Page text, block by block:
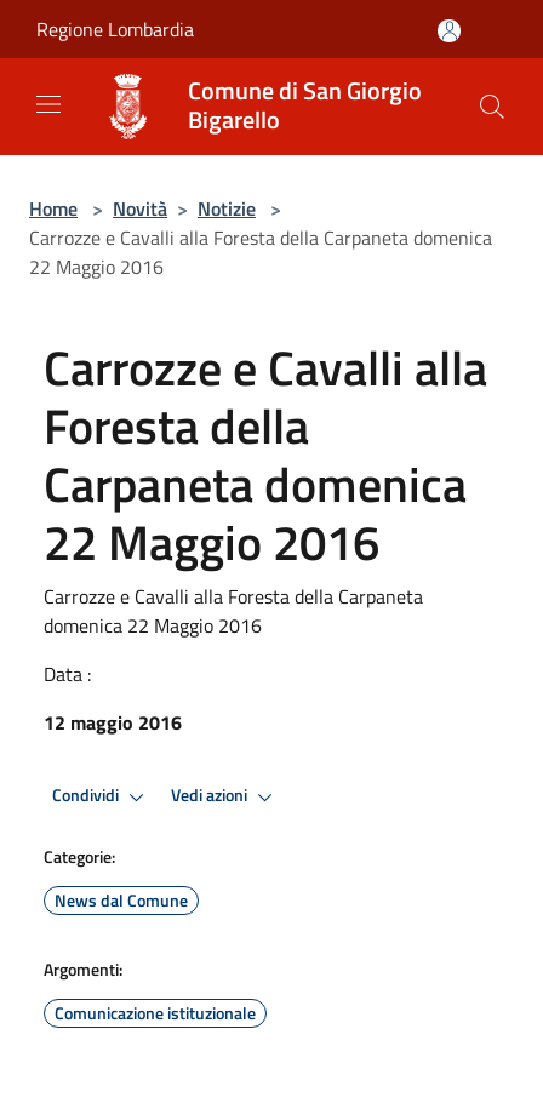
Regione Lombardia
Comune di San Giorgio
Bigarello
Home > Novità > Notizie >
Carrozze e Cavalli alla Foresta della Carpaneta domenica
22 Maggio 2016
Carrozze e Cavalli alla
Foresta della
Carpaneta domenica
22 Maggio 2016
Carrozze e Cavalli alla Foresta della Carpaneta
domenica 22 Maggio 2016
Data :
12 maggio 2016
Condividi Vedi azioni
Categorie:
News dal Comune
Argomenti:
Comunicazione istituzionale